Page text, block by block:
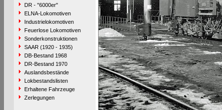
DR - "6000er"
ELNA-Lokomotiven
Industrielokomotiven
Feuerlose Lokomotiven
Sonderkonstruktionen
SAAR (1920 - 1935)
DB-Bestand 1968
DR-Bestand 1970
Auslandsbestände
Lokbestandslisten
Erhaltene Fahrzeuge
Zerlegungen